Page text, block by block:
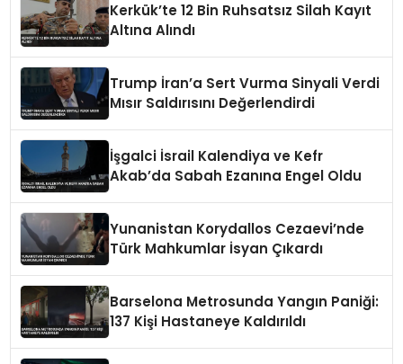
Kerkük’te 12 Bin Ruhsatsız Silah Kayıt
Altına Alındı
Trump İran’a Sert Vurma Sinyali Verdi
Mısır Saldırısını Değerlendirdi
İşgalci İsrail Kalendiya ve Kefr
Akab’da Sabah Ezanına Engel Oldu
Yunanistan Korydallos Cezaevi’nde
Türk Mahkumlar İsyan Çıkardı
Barselona Metrosunda Yangın Paniği:
137 Kişi Hastaneye Kaldırıldı